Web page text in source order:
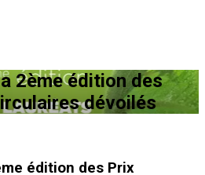
2ème édition des
dévoilés
édition des Prix